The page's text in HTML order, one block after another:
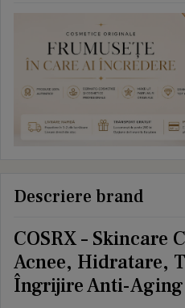
Descriere brand
COSRX – Skincare
Acnee, Hidratare,
Îngrijire Anti-Aging